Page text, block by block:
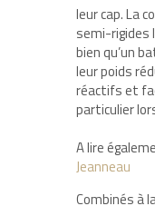
leur cap. La
semi-rigides
bien qu’un
leur poids
réactifs et
particulier
A lire
Jeanneau
Combinés à